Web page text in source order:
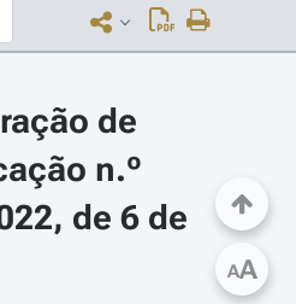
de
n.º
de 6 de
AA